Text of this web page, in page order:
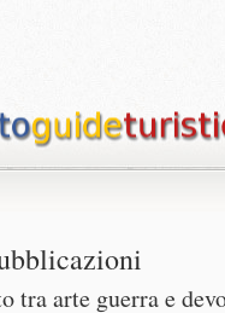
tra arte guerra e